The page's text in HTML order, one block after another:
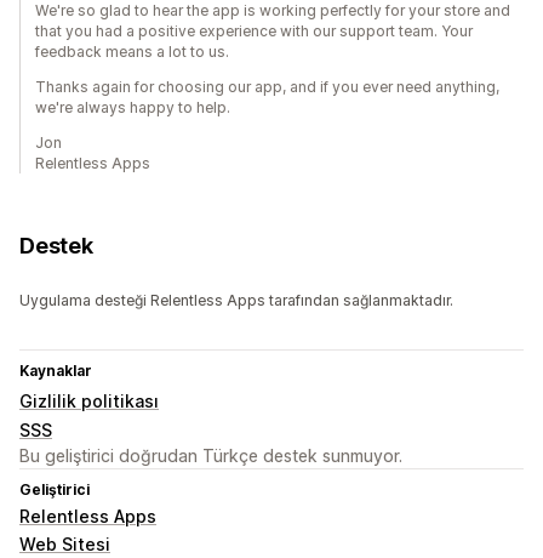
We're so glad to hear the app is working perfectly for your store and
that you had a positive experience with our support team. Your
feedback means a lot to us.
Thanks again for choosing our app, and if you ever need anything,
we're always happy to help.
Jon
Relentless Apps
Destek
Uygulama desteği Relentless Apps tarafından sağlanmaktadır.
Kaynaklar
Gizlilik politikası
SSS
Bu geliştirici doğrudan Türkçe destek sunmuyor.
Geliştirici
Relentless Apps
Web Sitesi